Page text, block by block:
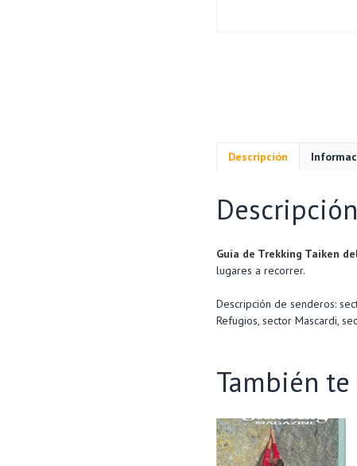
Descripción
Descripción
Guía de Trekking Taiken
lugares a recorrer.
Descripción de senderos:
Refugios, sector Mascardi,
También